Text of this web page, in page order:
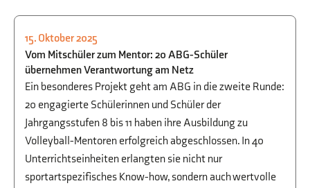
BEGABTENFÖRDERUNG
SCHÜLER, SPORT
15. Oktober 2025
Vom Mitschüler zum Mentor: 20 ABG-Schüler
übernehmen Verantwortung am Netz
Ein besonderes Projekt geht am ABG in die zweite Runde:
20 engagierte Schülerinnen und Schüler der
Jahrgangsstufen 8 bis 11 haben ihre Ausbildung zu
Volleyball-Mentoren erfolgreich abgeschlossen. In 40
Unterrichtseinheiten erlangten sie nicht nur
sportartspezifisches Know-how, sondern auch wertvolle